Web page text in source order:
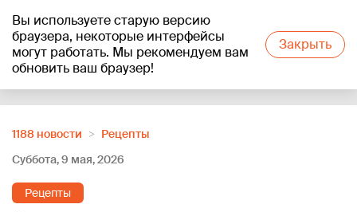
Вы используете старую версию
браузера, некоторые интерфейсы
могут работать. Мы рекомендуем вам
обновить ваш браузер!
Закрыть
+21°C
1188 новости
Рецепты
Суббота, 9 мая, 2026
Рецепты